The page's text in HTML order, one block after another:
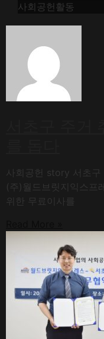
사회공헌활동
사회공헌 story 서초구
(주)월드브릿지익스프
위한 무료이사를